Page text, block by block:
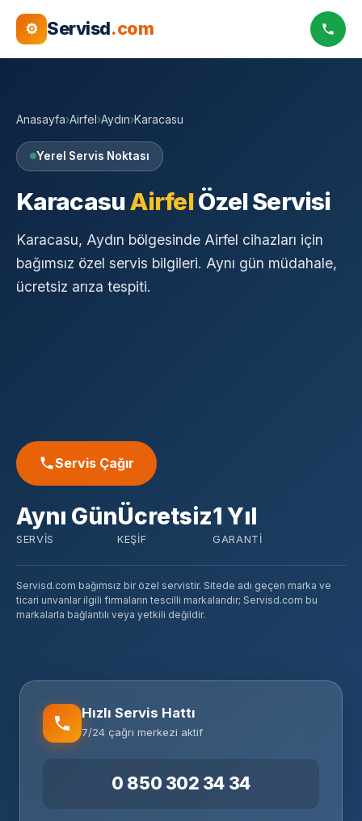
⚙ Servisd.com
Anasayfa›Airfel›Aydın›Karacasu
Yerel Servis Noktası
KaracasuAirfelÖzel Servisi
Karacasu, Aydın bölgesinde Airfel cihazları için
bağımsız özel servis bilgileri. Aynı gün müdahale,
ücretsiz arıza tespiti.
Servis Çağır
Aynı Gün
SERVIS
Ücretsiz
KEŞIF
1 Yıl
GARANTI
Servisd.com bağımsız bir özel servistir. Sitede adı geçen marka ve
ticari unvanlar ilgili firmaların tescilli markalarıdır; Servisd.com bu
markalarla bağlantılı veya yetkili değildir.
Hızlı Servis Hattı
7/24 çağrı merkezi aktif
0 850 302 34 34